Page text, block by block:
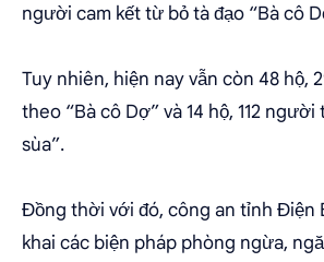
người cam kết từ bỏ tà đạo “Bà cô
Tuy nhiên, hiện nay vẫn còn 48 hộ,
theo “Bà cô Dợ” và 14 hộ, 112
sùa”.
Đồng thời với đó, công an tỉnh Điện
khai các biện pháp phòng ngừa,